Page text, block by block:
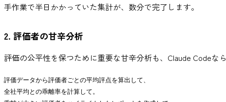
手作業で半日かかっていた集計が、数分で完了します。
2. 評価者の甘辛分析
評価の公平性を保つために重要な甘辛分析も、Claude Codeなら
評価データから評価者ごとの平均評点を算出して、
全社平均との乖離率を計算して。